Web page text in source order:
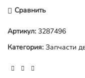
Сравнить
Артикул: 3287496
Категория: Запчасти